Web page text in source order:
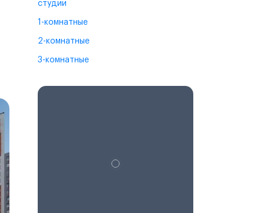
студии
1-комнатные
2-комнатные
3-комнатные